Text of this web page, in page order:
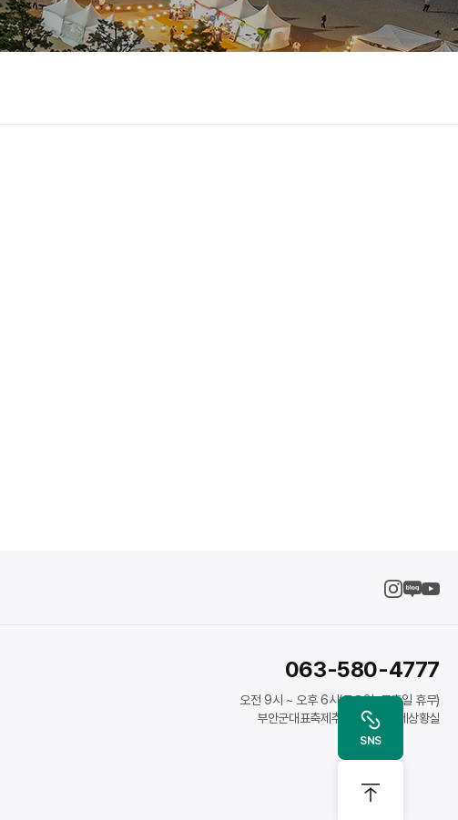
063-580-4777
오전 9시 ~ 오후 6시(토요일, 공휴일 휴무)
부안군대표축제추진위원회 축제상황실
인스타
블로그
SNS